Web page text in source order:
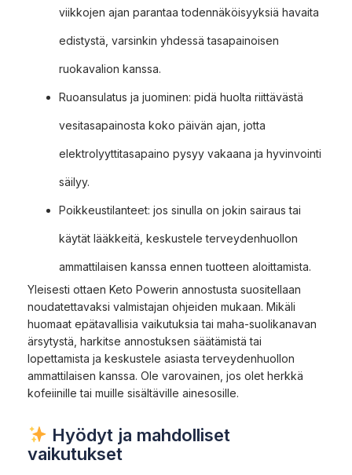
viikkojen ajan parantaa todennäköisyyksiä havaita
edistystä, varsinkin yhdessä tasapainoisen
ruokavalion kanssa.
Ruoansulatus ja juominen: pidä huolta riittävästä
vesitasapainosta koko päivän ajan, jotta
elektrolyyttitasapaino pysyy vakaana ja hyvinvointi
säilyy.
Poikkeustilanteet: jos sinulla on jokin sairaus tai
käytät lääkkeitä, keskustele terveydenhuollon
ammattilaisen kanssa ennen tuotteen aloittamista.
Yleisesti ottaen Keto Powerin annostusta suositellaan
noudatettavaksi valmistajan ohjeiden mukaan. Mikäli
huomaat epätavallisia vaikutuksia tai maha-suolikanavan
ärsytystä, harkitse annostuksen säätämistä tai
lopettamista ja keskustele asiasta terveydenhuollon
ammattilaisen kanssa. Ole varovainen, jos olet herkkä
kofeiinille tai muille sisältäville ainesosille.
Hyödyt ja mahdolliset
vaikutukset